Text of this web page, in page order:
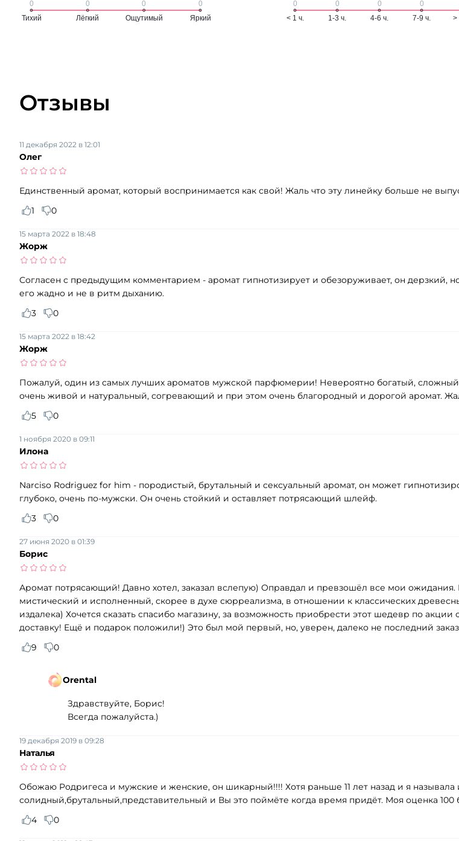
Отзывы
Олег
11 декабря 2022 в 12:01
Единственный аромат, который воспринимается как свой! Жаль что эту линейку больше не
1
0
Жорж
15 марта 2022 в 18:48
Согласен с предыдущим комментарием - аромат гипнотизирует и обезоруживает, он дерзкий,
его жадно и не в ритм дыханию.
3
0
Жорж
15 марта 2022 в 18:42
Пожалуй, один из самых лучших ароматов мужской парфюмерии! Невероятно богатый,
очень живой и натуральный, согревающий и при этом очень благородный и дорогой аромат.
5
0
Илона
1 ноября 2020 в 09:11
Narciso Rodriguez for him - породистый, брутальный и сексуальный аромат, он может
глубоко, очень по-мужски. Он очень стойкий и оставляет потрясающий шлейф.
3
0
Борис
27 июня 2020 в 01:39
Аромат потрясающий! Давно хотел, заказал вслепую) Оправдал и превзошёл все мои
мистический и исполненный, скорее в духе сюрреализма, в отношении к классических
издалека) Хочется сказать спасибо магазину, за возможность приобрести этот шедевр по
доставку! Ещё и подарок положили!) Это был мой первый, но, уверен, далеко не последний
9
0
Orental
Здравствуйте, Борис!
Всегда пожалуйста.)
Наталья
19 декабря 2019 в 09:28
Обожаю Родригеса и мужские и женские, он шикарный!!!! Хотя раньше 11 лет назад и я
солидный,брутальный,представительный и Вы это поймёте когда время придёт. Моя оценка 100
4
0